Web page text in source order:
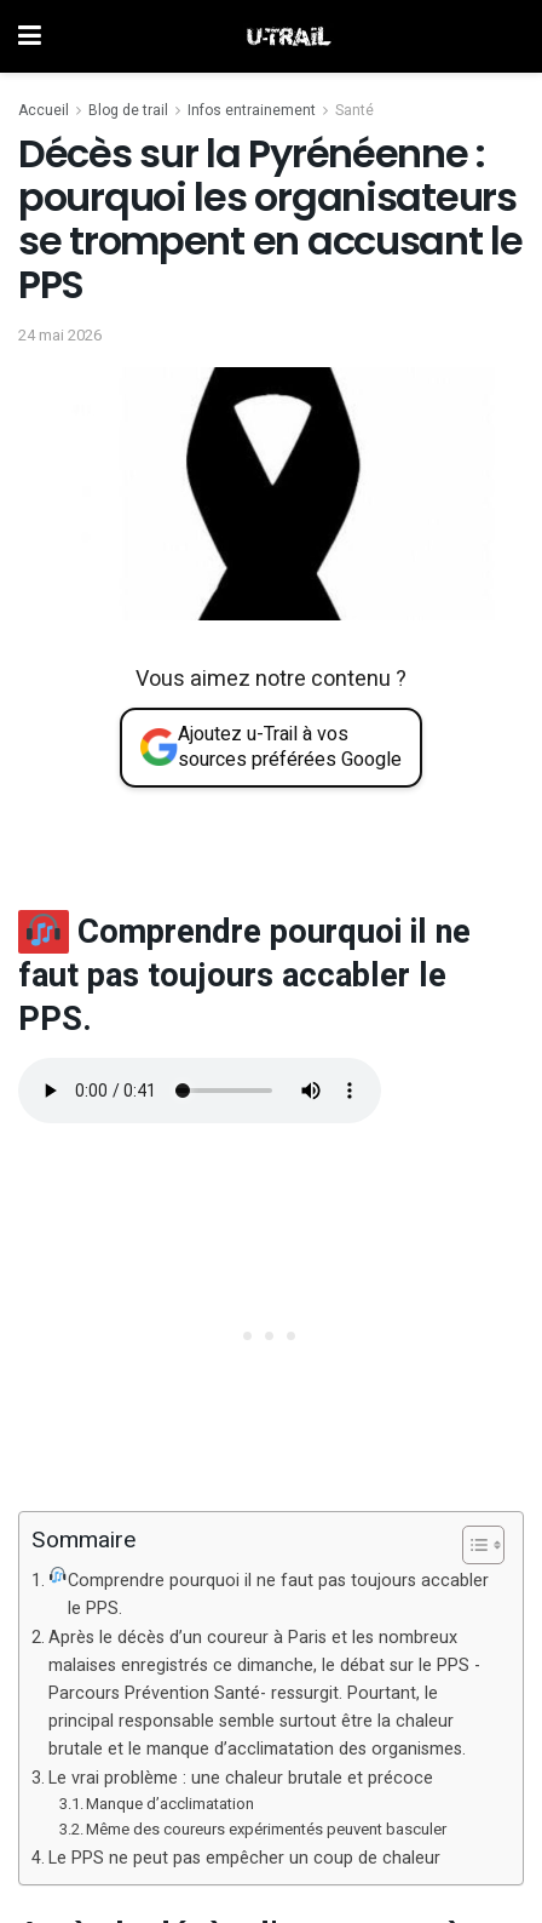
Accueil Blog de trail Infos entrainement Santé
Décès sur la Pyrénéenne :
pourquoi les organisateurs
se trompent en accusant le
PPS
24 mai 2026
Vous aimez notre contenu ?
Ajoutez u-Trail à vos
sources préférées Google
Comprendre pourquoi il ne
faut pas toujours accabler le
PPS.
Sommaire
Comprendre pourquoi il ne faut pas toujours accabler
le PPS.
Après le décès d’un coureur à Paris et les nombreux
malaises enregistrés ce dimanche, le débat sur le PPS -
Parcours Prévention Santé- ressurgit. Pourtant, le
principal responsable semble surtout être la chaleur
brutale et le manque d’acclimatation des organismes.
Le vrai problème : une chaleur brutale et précoce
Manque d’acclimatation
Même des coureurs expérimentés peuvent basculer
Le PPS ne peut pas empêcher un coup de chaleur